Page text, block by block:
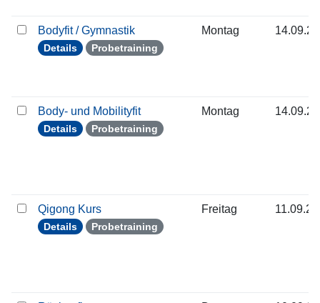
Bodyfit / Gymnastik
Details Probetraining
Montag
Body- und Mobilityfit
Details Probetraining
Montag
Qigong Kurs
Details Probetraining
Freitag